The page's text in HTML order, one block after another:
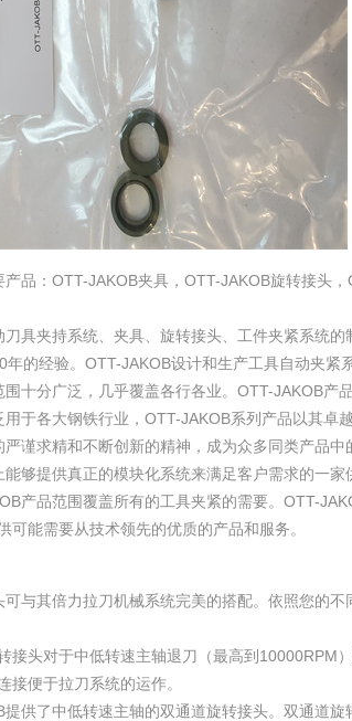
品：OTT-JAKOB夹具，OTT-JAKOB旋转接头
具夹持系统、夹具、旋转接头、工件夹紧系统
的经验。OTT-JAKOB设计和生产工具自动夹紧
十分广泛，几乎覆盖各行各业。OTT-JAKOB产
于各大钢铁行业，OTT-JAKOB系列产品以其卓
谨求精和不断创新的精神，成为众多同类产品中
够提供真正的模块化系统来满足客户需求的一
产品范围覆盖所有的工具夹紧的需要。OTT-
可能需要从技术领先的优质的产品和服务。
与其倍力拉刀机械系统完美的搭配。依照您的
头对于中低转速主轴退刀（最高到10000RPM
接便于拉刀系统的运作。
供了中低转速主轴的双通道旋转接头。双通道